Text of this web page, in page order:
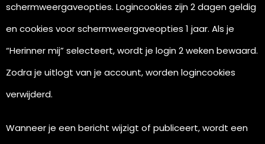
schermweergaveopties. Logincookies zijn 2 dagen geldig
en cookies voor schermweergaveopties 1 jaar. Als je
“Herinner mij” selecteert, wordt je login 2 weken bewaard.
Zodra je uitlogt van je account, worden logincookies
verwijderd.
Wanneer je een bericht wijzigt of publiceert, wordt een